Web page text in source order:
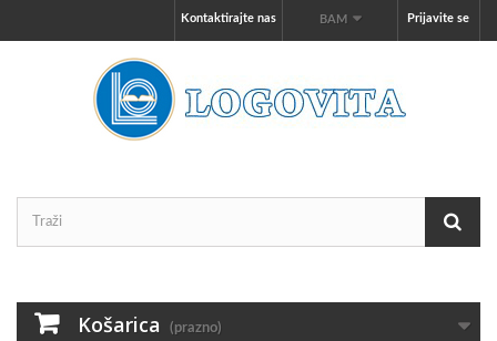
Prijavite se
BAM
Kontaktirajte nas
Košarica (prazno)